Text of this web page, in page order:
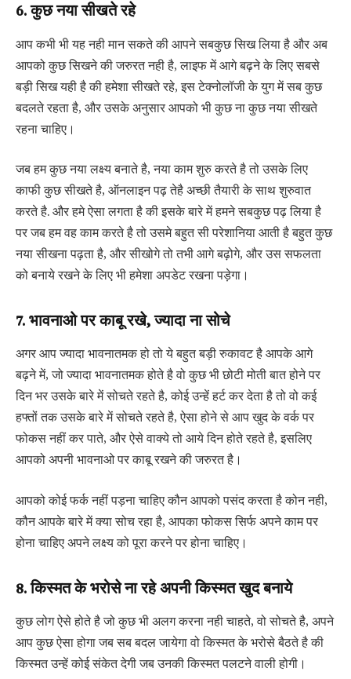
6. कुछ नया सीखते रहे
आप कभी भी यह नही मान सकते की आपने सबकुछ सिख लिया है और अब
आपको कुछ सिखने की जरुरत नही है, लाइफ में आगे बढ़ने के लिए सबसे
बड़ी सिख यही है की हमेशा सीखते रहे, इस टेक्नोलॉजी के युग में सब कुछ
बदलते रहता है, और उसके अनुसार आपको भी कुछ ना कुछ नया सीखते
रहना चाहिए।
जब हम कुछ नया लक्ष्य बनाते है, नया काम शुरु करते है तो उसके लिए
काफी कुछ सीखते है, ऑनलाइन पढ़ तेहै अच्छी तैयारी के साथ शुरुवात
करते है. और हमे ऐसा लगता है की इसके बारे में हमने सबकुछ पढ़ लिया है
पर जब हम वह काम करते है तो उसमे बहुत सी परेशानिया आती है बहुत कुछ
नया सीखना पढ़ता है, और सीखोगे तो तभी आगे बढ़ोगे, और उस सफलता
को बनाये रखने के लिए भी हमेशा अपडेट रखना पड़ेगा।
7. भावनाओ पर काबू रखे, ज्यादा ना सोचे
अगर आप ज्यादा भावनातमक हो तो ये बहुत बड़ी रुकावट है आपके आगे
बढ़ने में, जो ज्यादा भावनातमक होते है वो कुछ भी छोटी मोती बात होने पर
दिन भर उसके बारे में सोचते रहते है, कोई उन्हें हर्ट कर देता है तो वो कई
हफ्तों तक उसके बारे में सोचते रहते है, ऐसा होने से आप खुद के वर्क पर
फोकस नहीं कर पाते, और ऐसे वाक्ये तो आये दिन होते रहते है, इसलिए
आपको अपनी भावनाओ पर काबू रखने की जरुरत है।
आपको कोई फर्क नहीं पड़ना चाहिए कौन आपको पसंद करता है कोन नही,
कौन आपके बारे में क्या सोच रहा है, आपका फोकस सिर्फ अपने काम पर
होना चाहिए अपने लक्ष्य को पूरा करने पर होना चाहिए।
8. किस्मत के भरोसे ना रहे अपनी किस्मत खुद बनाये
कुछ लोग ऐसे होते है जो कुछ भी अलग करना नही चाहते, वो सोचते है, अपने
आप कुछ ऐसा होगा जब सब बदल जायेगा वो किस्मत के भरोसे बैठते है की
किस्मत उन्हें कोई संकेत देगी जब उनकी किस्मत पलटने वाली होगी।